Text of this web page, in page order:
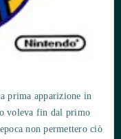
prima apparizione in
voleva fin dal primo
non permettero ciò